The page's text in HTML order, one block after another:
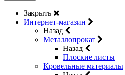
Закрыть
Интернет-магазин
Назад
Металлопрокат
Назад
Плоские листы
Кровельные материалы